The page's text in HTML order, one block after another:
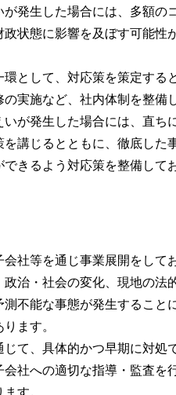
発生した場合には、多額の
状態に影響を及ぼす可能性
として、対応策を策定する
実施など、社内体制を整備し
が発生した場合には、直ち
講じるとともに、徹底した
きるよう対応策を整備して
社等を通じ事業展開をして
治・社会の変化、現地の法
不能な事態が発生すること
ます。
て、具体的かつ早期に対処
社への適切な指導・監査を
す。